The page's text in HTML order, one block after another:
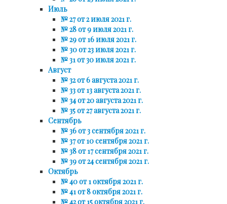
Июль
№ 27 от 2 июля 2021 г.
№ 28 от 9 июля 2021 г.
№ 29 от 16 июля 2021 г.
№ 30 от 23 июля 2021 г.
№ 31 от 30 июля 2021 г.
Август
№ 32 от 6 августа 2021 г.
№ 33 от 13 августа 2021 г.
№ 34 от 20 августа 2021 г.
№ 35 от 27 августа 2021 г.
Сентябрь
№ 36 от 3 сентября 2021 г.
№ 37 от 10 сентября 2021 г.
№ 38 от 17 сентября 2021 г.
№ 39 от 24 сентября 2021 г.
Октябрь
№ 40 от 1 октября 2021 г.
№ 41 от 8 октября 2021 г.
№ 42 от 15 октября 2021 г.